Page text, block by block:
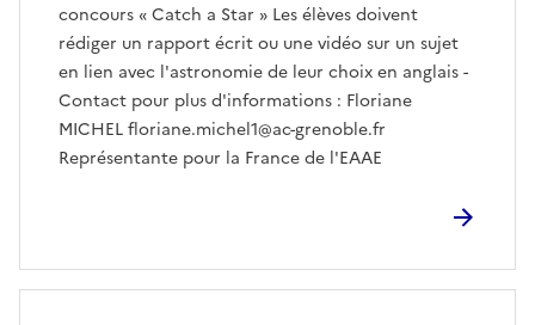
concours « Catch a Star » Les élèves doivent
rédiger un rapport écrit ou une vidéo sur un sujet
en lien avec l'astronomie de leur choix en anglais -
Contact pour plus d'informations : Floriane
MICHEL floriane.michel1@ac-grenoble.fr
Représentante pour la France de l'EAAE